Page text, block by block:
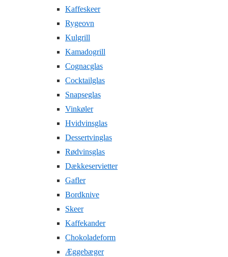
Kaffeskeer
Rygeovn
Kulgrill
Kamadogrill
Cognacglas
Cocktailglas
Snapseglas
Vinkøler
Hvidvinsglas
Dessertvinglas
Rødvinsglas
Dækkeservietter
Gafler
Bordknive
Skeer
Kaffekander
Chokoladeform
Æggebæger